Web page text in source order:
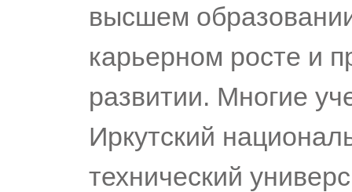
высшем
карьерном росте и
развитии. Многие
Иркутский
технический